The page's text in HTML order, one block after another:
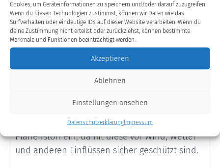
Cookies, um Geräteinformationen zu speichern und/oder darauf zuzugreifen.
Wenn du diesen Technologien zustimmst, können wir Daten wie das
Surfverhalten oder eindeutige IDs auf dieser Website verarbeiten. Wenn du
deine Zustimmung nicht erteilst oder zurückziehst, können bestimmte
Merkmale und Funktionen beeinträchtigt werden.
Akzeptieren
Ablehnen
Einstellungen ansehen
DatenschutzerklärungImpressum
Abdeckhauben
Wir hüllen Ihre Produkte sorgsam in
Planenstoff ein, damit diese vor Wind, Wetter
und anderen Einflüssen sicher geschützt sind.